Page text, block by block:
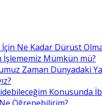
Ne Kadar Dürüst
İşlememiz Mümkün mü?
Zaman Dünyadaki
Konusunda